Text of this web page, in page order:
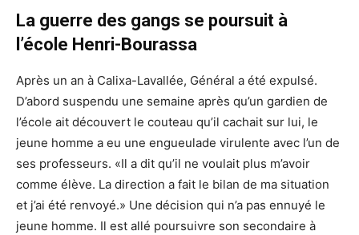
La guerre des gangs se poursuit à
l’école Henri-Bourassa
Après un an à Calixa-Lavallée, Général a été expulsé.
D’abord suspendu une semaine après qu’un gardien de
l’école ait découvert le couteau qu’il cachait sur lui, le
jeune homme a eu une engueulade virulente avec l’un de
ses professeurs. «Il a dit qu’il ne voulait plus m’avoir
comme élève. La direction a fait le bilan de ma situation
et j’ai été renvoyé.» Une décision qui n’a pas ennuyé le
jeune homme. Il est allé poursuivre son secondaire à